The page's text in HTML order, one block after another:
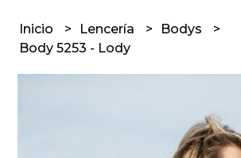
Inicio Lencería
Bodys
Body 5253 - Lody